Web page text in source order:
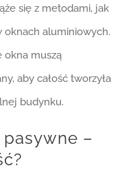
się z metodami, jak
aluminiowych.
okna muszą
aby całość tworzyła
budynku.
–